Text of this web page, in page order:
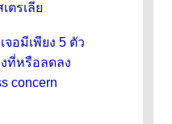
เตรเลี
อมีเพียง 5 ตัว
ที่หรือลดลง
concern